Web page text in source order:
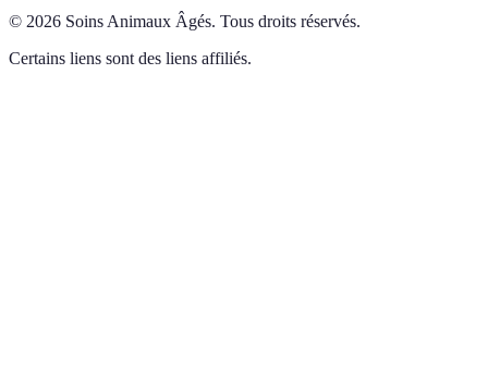
© 2026 Soins Animaux Âgés. Tous droits réservés.
Certains liens sont des liens affiliés.